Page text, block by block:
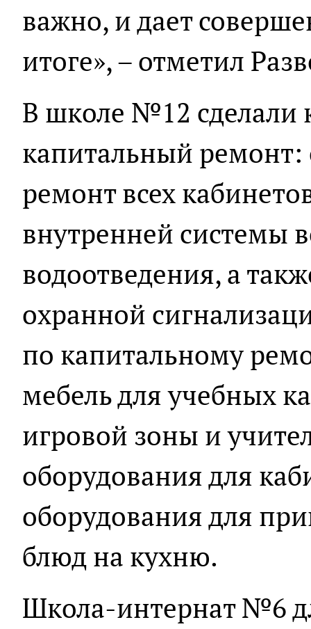
важно, и дает
итоге», – отметил
В школе №12 сделали
капитальный
ремонт всех
внутренней системы
водоотведения, а
охранной
по капитальному
мебель для учебных
игровой зоны и
оборудования для
оборудования для
блюд на кухню.
Школа-интернат №6